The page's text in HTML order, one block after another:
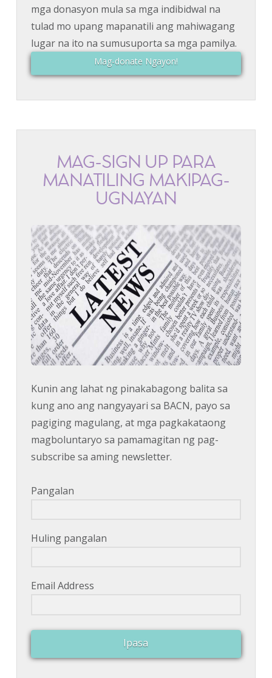
mga donasyon mula sa mga indibidwal na
tulad mo upang mapanatili ang mahiwagang
lugar na ito na sumusuporta sa mga pamilya.
Mag-donate Ngayon!
MAG-SIGN UP PARA
MANATILING MAKIPAG-
UGNAYAN
Kunin ang lahat ng pinakabagong balita sa
kung ano ang nangyayari sa BACN, payo sa
pagiging magulang, at mga pagkakataong
magboluntaryo sa pamamagitan ng pag-
subscribe sa aming newsletter.
Pangalan
Huling pangalan
Email Address
Ipasa